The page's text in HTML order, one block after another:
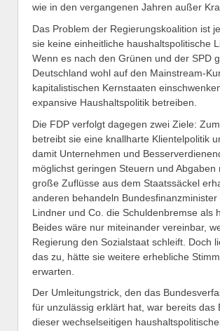
wie in den vergangenen Jahren außer
Das Problem der Regierungskoalition ist
sie keine einheitliche haushaltspolitische
Wenn es nach den Grünen und der SPD
Deutschland wohl auf den Mainstream-
kapitalistischen Kernstaaten
expansive Haushaltspolitik betreiben.
Die FDP verfolgt dagegen zwei Ziele:
betreibt sie eine knallharte Klientelpolitik
damit Unternehmen und
möglichst geringen Steuern und Abgaben
große Zuflüsse aus dem Staatssäckel
anderen behandeln Bundesfinanzminister
Lindner und Co. die Schuldenbremse als
Beides wäre nur miteinander vereinbar,
Regierung den Sozialstaat schleift. Doch
das zu, hätte sie weitere erhebliche
erwarten.
Der Umleitungstrick, den das
für unzulässig erklärt hat, war bereits das
dieser wechselseitigen